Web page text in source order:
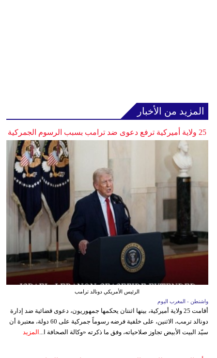
المزيد من الأخبار
25 ولاية أميركية ترفع دعوى ضد ترامب بسبب الرسوم الجمركية
الرئيس الأمريكي دونالد ترامب
واشنطن - المغرب اليوم
أقامت 25 ولاية أميركية، بينها اثنتان يحكمها جمهوريون، دعوى قضائية ضد إدارة
دونالد ترمب، الاثنين، على خلفية فرضه رسوماً جمركية على 60 دولة، معتبرة أن
سيّد البيت الأبيض تجاوز صلاحياته، وفق ما ذكرته «وكالة الصحافة ا... المزيد